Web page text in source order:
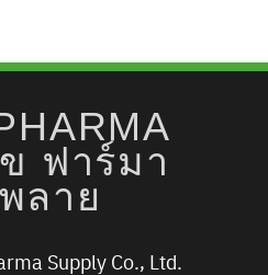
Supply Co., Ltd.